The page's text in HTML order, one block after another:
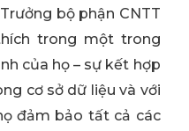
bộ phận CNTT
trong một trong
của họ – sự kết hợp
cơ sở dữ liệu và với
đảm bảo tất cả các